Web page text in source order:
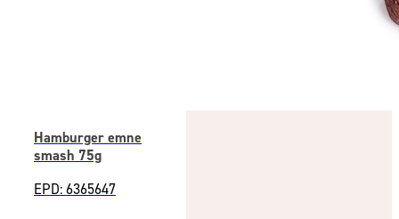
Hamburger emne
smash 75g
EPD: 6365647